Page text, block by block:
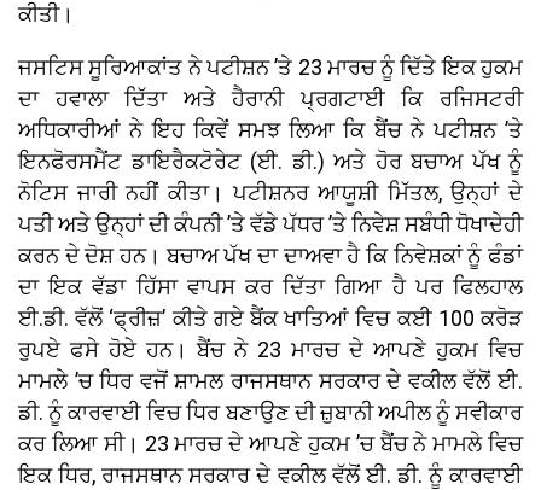
ਕੀਤੀ।
ਜਸਟਿਸ ਸੂਰਿਆਕਾਂਤ ਨੇ ਪਟੀਸ਼ਨ ’ਤੇ 23 ਮਾਰਚ ਨੂੰ ਦਿੱਤੇ ਇਕ ਹੁਕਮ
ਦਾ ਹਵਾਲਾ ਦਿੱਤਾ ਅਤੇ ਹੈਰਾਨੀ ਪ੍ਰਗਟਾਈ ਕਿ ਰਜਿਸਟਰੀ
ਅਧਿਕਾਰੀਆਂ ਨੇ ਇਹ ਕਿਵੇਂ ਸਮਝ ਲਿਆ ਕਿ ਬੈਂਚ ਨੇ ਪਟੀਸ਼ਨ ’ਤੇ
ਇਨਫੋਰਸਮੈਂਟ ਡਾਇਰੈਕਟੋਰੇਟ (ਈ. ਡੀ.) ਅਤੇ ਹੋਰ ਬਚਾਅ ਪੱਖ ਨੂੰ
ਨੋਟਿਸ ਜਾਰੀ ਨਹੀਂ ਕੀਤਾ। ਪਟੀਸ਼ਨਰ ਆਯੂਸ਼ੀ ਮਿੱਤਲ, ਉਨ੍ਹਾਂ ਦੇ
ਪਤੀ ਅਤੇ ਉਨ੍ਹਾਂ ਦੀ ਕੰਪਨੀ ’ਤੇ ਵੱਡੇ ਪੱਧਰ ’ਤੇ ਨਿਵੇਸ਼ ਸਬੰਧੀ ਧੋਖਾਦੇਹੀ
ਕਰਨ ਦੇ ਦੋਸ਼ ਹਨ। ਬਚਾਅ ਪੱਖ ਦਾ ਦਾਅਵਾ ਹੈ ਕਿ ਨਿਵੇਸ਼ਕਾਂ ਨੂੰ ਫੰਡਾਂ
ਦਾ ਇਕ ਵੱਡਾ ਹਿੱਸਾ ਵਾਪਸ ਕਰ ਦਿੱਤਾ ਗਿਆ ਹੈ ਪਰ ਫਿਲਹਾਲ
ਈ.ਡੀ. ਵੱਲੋਂ ‘ਫ੍ਰੀਜ਼’ ਕੀਤੇ ਗਏ ਬੈਂਕ ਖਾਤਿਆਂ ਵਿਚ ਕਈ 100 ਕਰੋੜ
ਰੁਪਏ ਫਸੇ ਹੋਏ ਹਨ। ਬੈਂਚ ਨੇ 23 ਮਾਰਚ ਦੇ ਆਪਣੇ ਹੁਕਮ ਵਿਚ
ਮਾਮਲੇ ’ਚ ਧਿਰ ਵਜੋਂ ਸ਼ਾਮਲ ਰਾਜਸਥਾਨ ਸਰਕਾਰ ਦੇ ਵਕੀਲ ਵੱਲੋਂ ਈ.
ਡੀ. ਨੂੰ ਕਾਰਵਾਈ ਵਿਚ ਧਿਰ ਬਣਾਉਣ ਦੀ ਜ਼ੁਬਾਨੀ ਅਪੀਲ ਨੂੰ ਸਵੀਕਾਰ
ਕਰ ਲਿਆ ਸੀ। 23 ਮਾਰਚ ਦੇ ਆਪਣੇ ਹੁਕਮ ’ਚ ਬੈਂਚ ਨੇ ਮਾਮਲੇ ਵਿਚ
ਇਕ ਧਿਰ, ਰਾਜਸਥਾਨ ਸਰਕਾਰ ਦੇ ਵਕੀਲ ਵੱਲੋਂ ਈ. ਡੀ. ਨੂੰ ਕਾਰਵਾਈ